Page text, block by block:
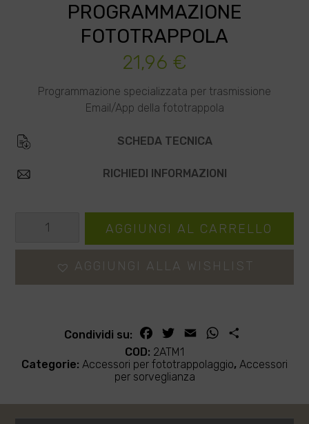
PROGRAMMAZIONE
FOTOTRAPPOLA
21,96 €
Programmazione specializzata per trasmissione
Email/App della fototrappola
SCHEDA TECNICA
RICHIEDI INFORMAZIONI
Programmazione
AGGIUNGI AL CARRELLO
AGGIUNGI ALLA WISHLIST
Condividi su: Facebook
Twitter
Email WhatsApp
COD: 2ATM1
Categorie: Accessori per fototrappolaggio, Accessori
per sorveglianza